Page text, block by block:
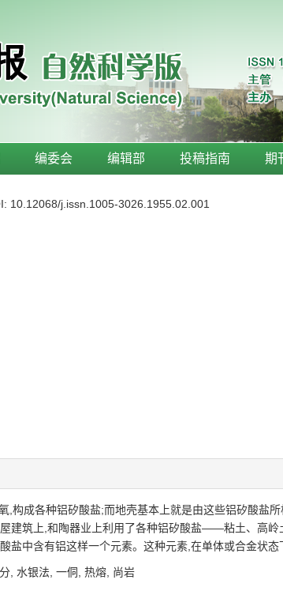
编委会 编辑部 投稿指南 期
10.12068/j.issn.1005-3026.1955.02.001
,构成各种铝矽酸盐;而地壳基本上就是由这些铝矽酸盐
建筑上,和陶器业上利用了各种铝矽酸盐——粘土、高
盐中含有铝这样一个元素。这种元素,在单体或合金状
, 水银法, 一侗, 热熔, 尚岩